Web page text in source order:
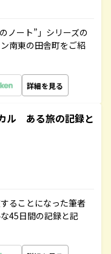
ノート”」シリーズの
南東の田舎町をご紹
詳細を見る
ル ある旅の記録と
ることになった筆者
45日間の記録と記